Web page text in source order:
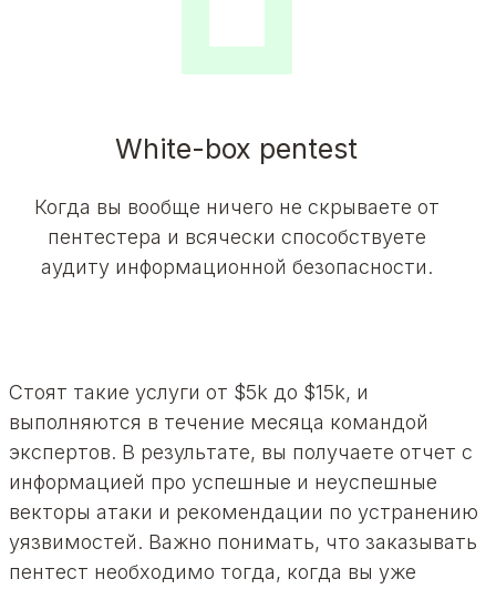
White-box pentest
Когда вы вообще ничего не скрываете от
пентестера и всячески способствуете
аудиту информационной безопасности.
Стоят такие услуги от $5k до $15k, и
выполняются в течение месяца командой
экспертов. В результате, вы получаете отчет с
информацией про успешные и неуспешные
векторы атаки и рекомендации по устранению
уязвимостей. Важно понимать, что заказывать
пентест необходимо тогда, когда вы уже